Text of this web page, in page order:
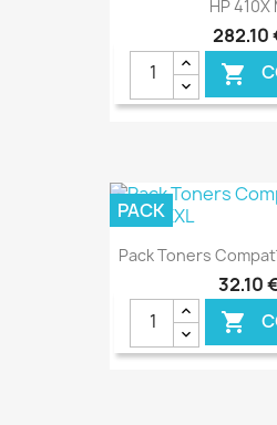
HP 410X
282,10

Pack Toners
32,10

PACK